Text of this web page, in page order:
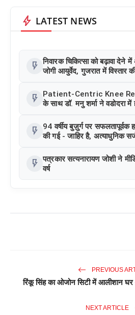
bolt LATEST NEWS
flash_on निवारक चिकित्सा को बढ़ावा देने
जोगी आयुर्वेद, गुजरात में विस्तार
flash_on Patient-Centric Knee
के साथ डॉ. मनु शर्मा ने वडोदरा में
flash_on 94 वर्षीय बुज़ुर्ग पर सफलतापूर्वक
की गई - जाहिर है, अत्याधुनिक
flash_on पत्रकार सत्यनारायण जोशी ने
वर्ष
PREVIOUS
रिंकू सिंह का ओजोन सिटी में आलीशान
NEXT ARTICLE